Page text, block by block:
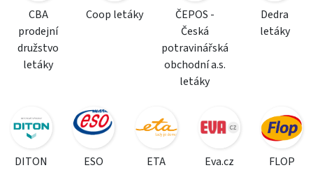
CBA
prodejní
družstvo
letáky
Coop letáky
ČEPOS -
Česká
potravinářská
obchodní a.s.
letáky
Dedra
letáky
DITON
ESO
ETA
Eva.cz
FLOP